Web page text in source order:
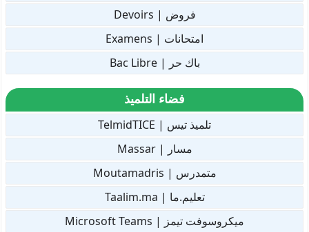
فروض | Devoirs
امتحانات | Examens
باك حر | Bac Libre
فضاء التلميذ
تلميذ تيس | TelmidTICE
مسار | Massar
متمدرس | Moutamadris
تعليم.ما | Taalim.ma
ميكروسوفت تيمز | Microsoft Teams